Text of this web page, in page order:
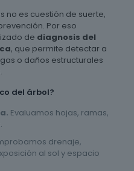
no es cuestión de suerte,
Por eso
de diagnosis del
, que permite detectar a
o daños estructurales
del árbol?
Evaluamos hojas, ramas,
drenaje,
al sol y espacio